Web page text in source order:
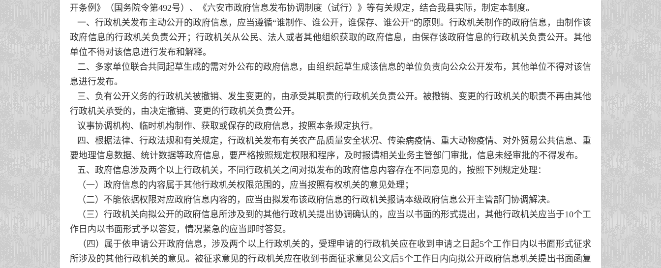
开条例》（国务院令第492号）、《六安市政府信息发布协调制度（试行）》等有关规定，结合我县实际，制定本制度。
一、行政机关发布主动公开的政府信息，应当遵循“谁制作、谁公开，谁保存、谁公开”的原则。行政机关制作的政府信息，由制作该
政府信息的行政机关负责公开；行政机关从公民、法人或者其他组织获取的政府信息，由保存该政府信息的行政机关负责公开。其他
单位不得对该信息进行发布和解释。
二、多家单位联合共同起草生成的需对外公布的政府信息，由组织起草生成该信息的单位负责向公众公开发布，其他单位不得对该信
息进行发布。
三、负有公开义务的行政机关被撤销、发生变更的，由承受其职责的行政机关负责公开。被撤销、变更的行政机关的职责不再由其他
行政机关承受的，由决定撤销、变更的行政机关负责公开。
议事协调机构、临时机构制作、获取或保存的政府信息，按照本条规定执行。
四、根据法律、行政法规和有关规定，行政机关发布有关农产品质量安全状况、传染病疫情、重大动物疫情、对外贸易公共信息、重
要地理信息数据、统计数据等政府信息，要严格按照规定权限和程序，及时报请相关业务主管部门审批，信息未经审批的不得发布。
五、政府信息涉及两个以上行政机关，不同行政机关之间对拟发布的政府信息内容存在不同意见的，按照下列规定处理：
（一）政府信息的内容属于其他行政机关权限范围的，应当按照有权机关的意见处理；
（二）不能依据权限对应政府信息内容的，应当由拟发布该政府信息的行政机关报请本级政府信息公开主管部门协调解决。
（三）行政机关向拟公开的政府信息所涉及到的其他行政机关提出协调确认的，应当以书面的形式提出，其他行政机关应当于10个工
作日内以书面形式予以答复，情况紧急的应当即时答复。
（四）属于依申请公开政府信息，涉及两个以上行政机关的，受理申请的行政机关应在收到申请之日起5个工作日内以书面形式征求
所涉及的其他行政机关的意见。被征求意见的行政机关应在收到书面征求意见公文后5个工作日内向拟公开政府信息机关提出书面函复